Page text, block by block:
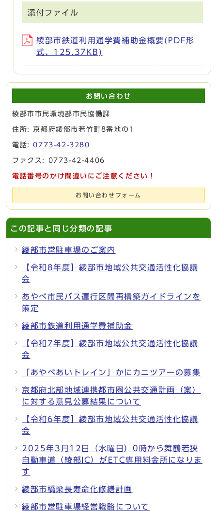
添付ファイル
綾部市鉄道利用通学費補助金概要(PDF形
式、125.37KB)
お問い合わせ
綾部市市民環境部市民協働課
住所: 京都府綾部市若竹町8番地の1
電話:0773-42-3280
ファクス: 0773-42-4406
電話番号のかけ間違いにご注意ください！
お問い合わせフォーム
この記事と同じ分類の記事
綾部市営駐車場のご案内
【令和8年度】綾部市地域公共交通活性化協議
会
あやべ市民バス運行区間再構築ガイドラインを
策定
綾部市鉄道利用通学費補助金
【令和7年度】綾部市地域公共交通活性化協議
会
「あやべあいトレイン」かにカニツアーの募集
京都府北部地域連携都市圏公共交通計画（案）
に対する意見公募結果について
【令和6年度】綾部市地域公共交通活性化協議
会
2025年3月12日（水曜日）0時から舞鶴若狭
自動車道（綾部IC）がETC専用料金所になりま
す
綾部市橋梁長寿命化修繕計画
綾部市営駐車場経営戦略について